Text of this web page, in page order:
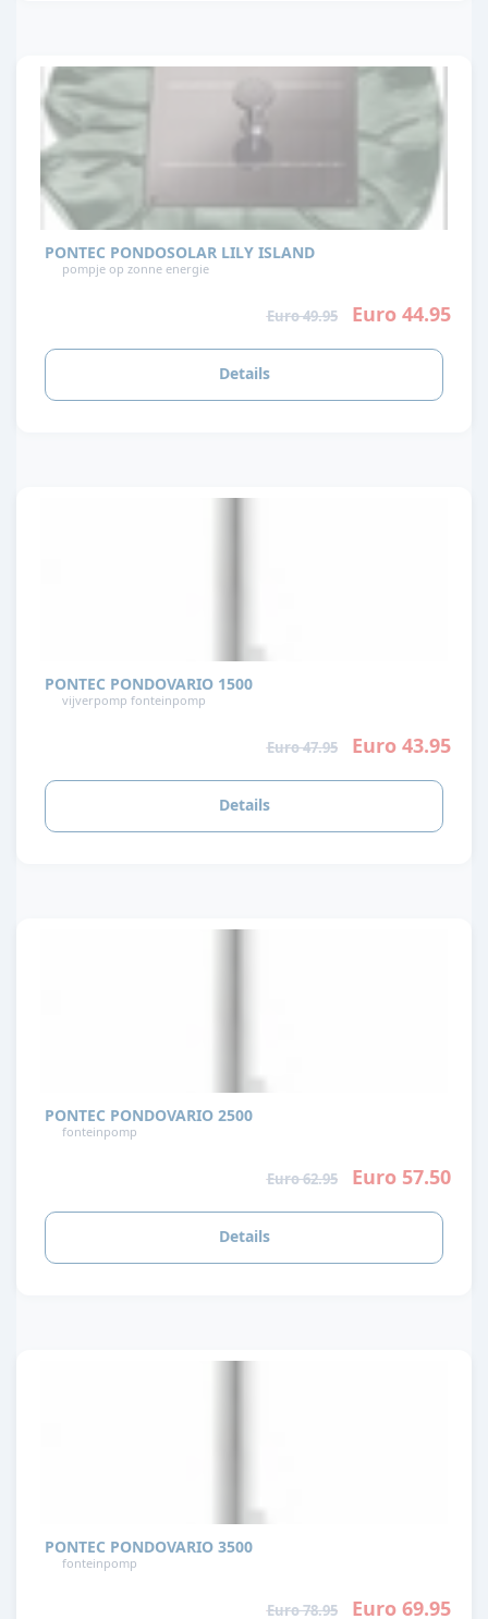
PONTEC PONDOSOLAR LILY ISLAND
pompje op zonne energie
Euro 49.95 Euro 44.95
Details
PONTEC PONDOVARIO 1500
vijverpomp fonteinpomp
Euro 47.95 Euro 43.95
Details
PONTEC PONDOVARIO 2500
fonteinpomp
Euro 62.95 Euro 57.50
Details
PONTEC PONDOVARIO 3500
fonteinpomp
Euro 78.95 Euro 69.95